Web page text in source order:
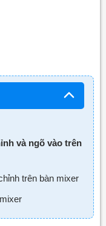
và ngõ vào trên
trên bàn mixer